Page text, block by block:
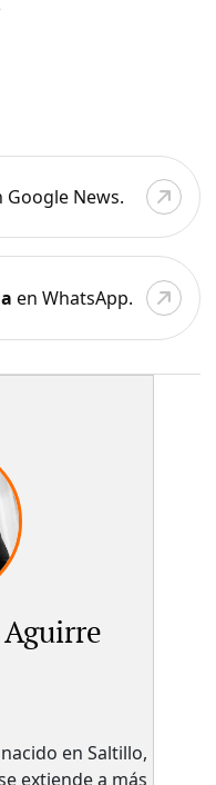
Google News.
en WhatsApp.
en Saltillo,
extiende a más